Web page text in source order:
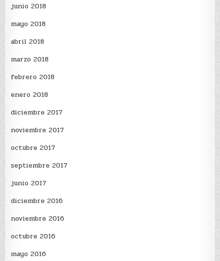
junio 2018
mayo 2018
abril 2018
marzo 2018
febrero 2018
enero 2018
diciembre 2017
noviembre 2017
octubre 2017
septiembre 2017
junio 2017
diciembre 2016
noviembre 2016
octubre 2016
mayo 2016